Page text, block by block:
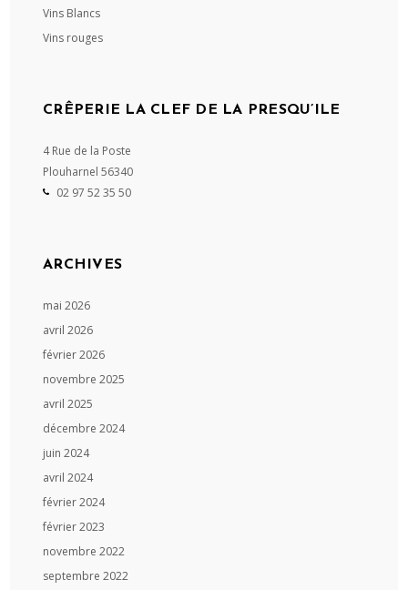
Vins Blancs
Vins rouges
CRÊPERIE LA CLEF DE LA PRESQU’ILE
4 Rue de la Poste
Plouharnel 56340
02 97 52 35 50
ARCHIVES
mai 2026
avril 2026
février 2026
novembre 2025
avril 2025
décembre 2024
juin 2024
avril 2024
février 2024
février 2023
novembre 2022
septembre 2022